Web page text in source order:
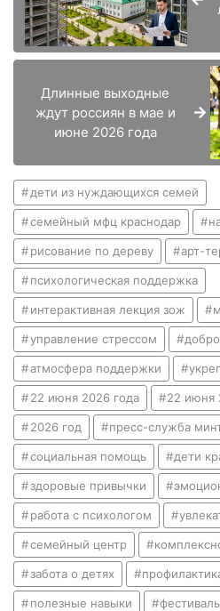
Длинные выходные
ждут россиян в мае и
июне 2026 года
дети из нуждающихся семей
семейный мфц краснодар
рисование по дереву арт-
психологическая поддержка
интерактивная лекция зож
управление стрессом
атмосфера поддержки
22 июня 2026 года 22 июня
2026 год пресс-служба
социальная помощь дети
здоровые привычки
работа с психологом
семейный центр
забота о детях
полезные навыки